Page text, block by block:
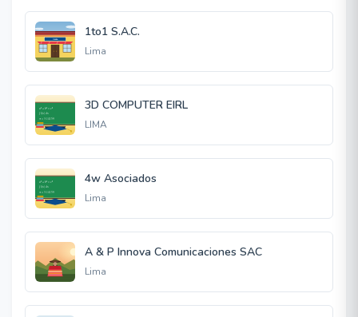
1to1 S.A.C.
Lima
3D COMPUTER EIRL
LIMA
4w Asociados
Lima
A & P Innova Comunicaciones SAC
Lima